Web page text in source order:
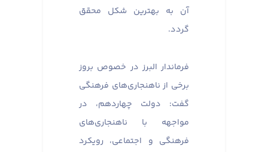
آن به بهترین شکل محقق
گردد.
فرماندار البرز در خصوص بروز
برخی از ناهنجاری‌های فرهنگی
گفت: دولت چهاردهم، در
مواجهه با ناهنجاری‌های
فرهنگی و اجتماعی، رویکرد